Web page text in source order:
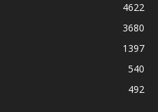
4622
3680
1397
540
492